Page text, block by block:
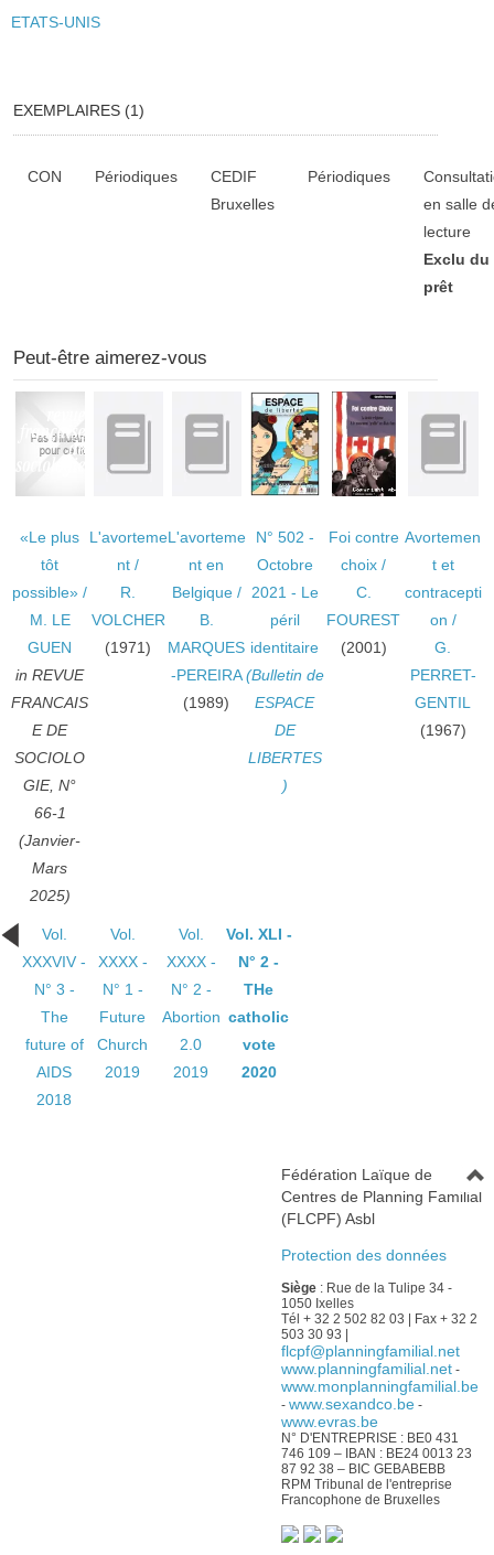
ETATS-UNIS
EXEMPLAIRES (1)
CON
Périodiques
CEDIF
Bruxelles
Périodiques
en salle
lecture
Exclu du
prêt
Peut-être aimerez-vous
«Le plus
tôt
possible» /
M. LE
GUEN
in REVUE
FRANCAIS
E DE
SOCIOLO
GIE, N°
66-1
(Janvier-
Mars
2025)
L'avorteme
nt /
R.
VOLCHER
(1971)
L'avorteme
nt en
Belgique/
B.
MARQUES
-PEREIRA
(1989)
N° 502 -
Octobre
2021 - Le
péril
identitaire
(Bulletin de
ESPACE
DE
LIBERTES
)
Foi contre
choix /
C.
FOUREST
(2001)
Avortemen
t et
contracepti
on /
G.
PERRET-
GENTIL
(1967)
Vol.
XXXVIV -
N° 3 -
The
future of
AIDS
2018
Vol.
XXXX -
N° 1 -
Future
Church
2019
Vol.
XXXX -
N° 2 -
Abortion
2.0
2019
Vol. XLI -
N° 2 -
THe
catholic
vote
2020
Fédération Laïque de
Centres de Planning Familial
(FLCPF) Asbl
Protection des données
Siège: Rue de la Tulipe 34 -
1050 Ixelles
Tél + 32 2 502 82 03 | Fax + 32 2
503 30 93 |
flcpf@planningfamilial.net
www.planningfamilial.net-
www.monplanningfamilial.be
- www.sexandco.be-
www.evras.be
N° D'ENTREPRISE : BE0 431
746 109 – IBAN : BE24 0013 23
87 92 38 – BIC GEBABEBB
RPM Tribunal de l'entreprise
Francophone de Bruxelles